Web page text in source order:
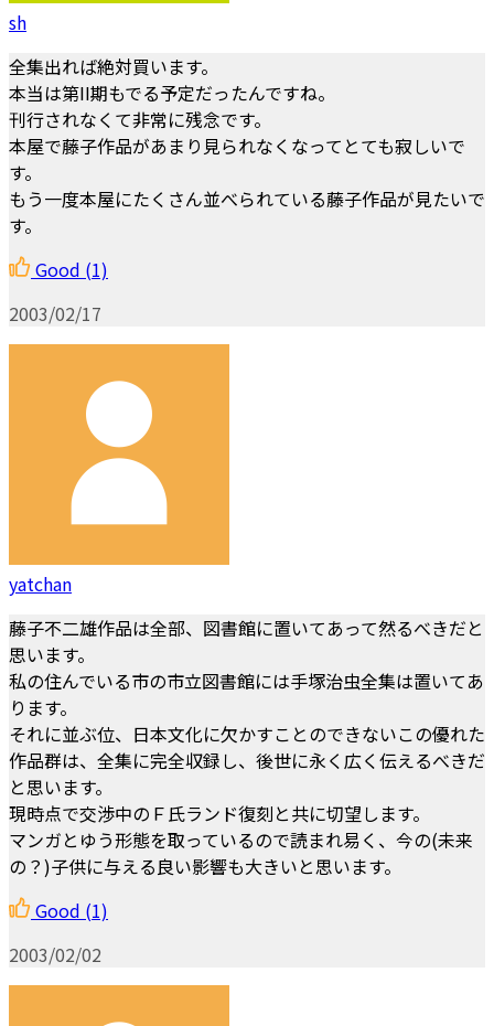
sh
全集出れば絶対買います。
本当は第II期もでる予定だったんですね。
刊行されなくて非常に残念です。
本屋で藤子作品があまり見られなくなってとても寂しいで
す。
もう一度本屋にたくさん並べられている藤子作品が見たいで
す。
Good (1)
2003/02/17
yatchan
藤子不二雄作品は全部、図書館に置いてあって然るべきだと
思います。
私の住んでいる市の市立図書館には手塚治虫全集は置いてあ
ります。
それに並ぶ位、日本文化に欠かすことのできないこの優れた
作品群は、全集に完全収録し、後世に永く広く伝えるべきだ
と思います。
現時点で交渉中のＦ氏ランド復刻と共に切望します。
マンガとゆう形態を取っているので読まれ易く、今の(未来
の？)子供に与える良い影響も大きいと思います。
Good (1)
2003/02/02